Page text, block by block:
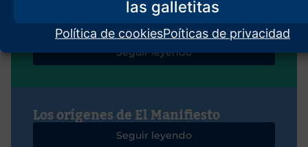
Política de cookiesPoíticas de privacidad
Lo que somos, lo que nos mueve
Javier Ruiz Portella
Seguir leyendo
Los orígenes de El Manifiesto
Seguir leyendo